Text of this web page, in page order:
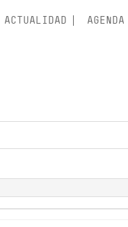
ACTUALIDAD AGENDA